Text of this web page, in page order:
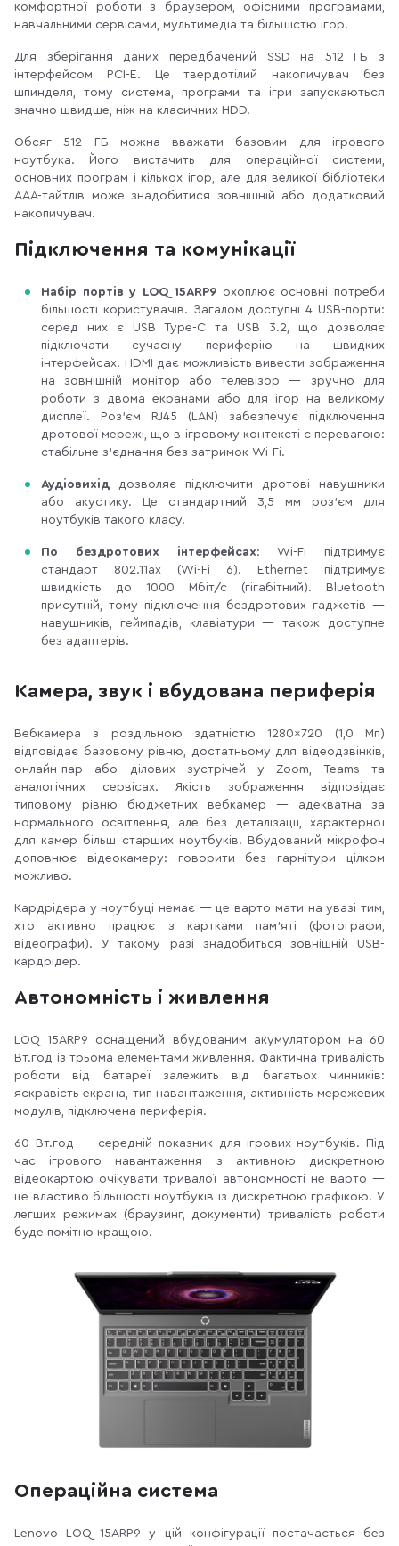
комфортної роботи з браузером, офісними програмами,
навчальними сервісами, мультимедіа та більшістю ігор.
Для зберігання даних передбачений SSD на 512 ГБ з
інтерфейсом PCI-E. Це твердотілий накопичувач без
шпинделя, тому система, програми та ігри запускаються
значно швидше, ніж на класичних HDD.
Обсяг 512 ГБ можна вважати базовим для ігрового
ноутбука. Його вистачить для операційної системи,
основних програм і кількох ігор, але для великої бібліотеки
AAA-тайтлів може знадобитися зовнішній або додатковий
накопичувач.
Підключення та комунікації
Набір портів у LOQ 15ARP9 охоплює основні потреби
більшості користувачів. Загалом доступні 4 USB-порти:
серед них є USB Type-C та USB 3.2, що дозволяє
підключати сучасну периферію на швидких
інтерфейсах. HDMI дає можливість вивести зображення
на зовнішній монітор або телевізор — зручно для
роботи з двома екранами або для ігор на великому
дисплеї. Роз'єм RJ45 (LAN) забезпечує підключення
дротової мережі, що в ігровому контексті є перевагою:
стабільне з'єднання без затримок Wi-Fi.
Аудіовихід дозволяє підключити дротові навушники
або акустику. Це стандартний 3,5 мм роз'єм для
ноутбуків такого класу.
По бездротових інтерфейсах: Wi-Fi підтримує
стандарт 802.11ax (Wi-Fi 6). Ethernet підтримує
швидкість до 1000 Мбіт/с (гігабітний). Bluetooth
присутній, тому підключення бездротових гаджетів —
навушників, геймпадів, клавіатури — також доступне
без адаптерів.
Камера, звук і вбудована периферія
Вебкамера з роздільною здатністю 1280×720 (1,0 Мп)
відповідає базовому рівню, достатньому для відеодзвінків,
онлайн-пар або ділових зустрічей у Zoom, Teams та
аналогічних сервісах. Якість зображення відповідає
типовому рівню бюджетних вебкамер — адекватна за
нормального освітлення, але без деталізації, характерної
для камер більш старших ноутбуків. Вбудований мікрофон
доповнює відеокамеру: говорити без гарнітури цілком
можливо.
Кардрідера у ноутбуці немає — це варто мати на увазі тим,
хто активно працює з картками пам'яті (фотографи,
відеографи). У такому разі знадобиться зовнішній USB-
кардрідер.
Автономність і живлення
LOQ 15ARP9 оснащений вбудованим акумулятором на 60
Вт.год із трьома елементами живлення. Фактична тривалість
роботи від батареї залежить від багатьох чинників:
яскравість екрана, тип навантаження, активність мережевих
модулів, підключена периферія.
60 Вт.год — середній показник для ігрових ноутбуків. Під
час ігрового навантаження з активною дискретною
відеокартою очікувати тривалої автономності не варто —
це властиво більшості ноутбуків із дискретною графікою. У
легших режимах (браузинг, документи) тривалість роботи
буде помітно кращою.
Операційна система
Lenovo LOQ 15ARP9 у цій конфігурації постачається без